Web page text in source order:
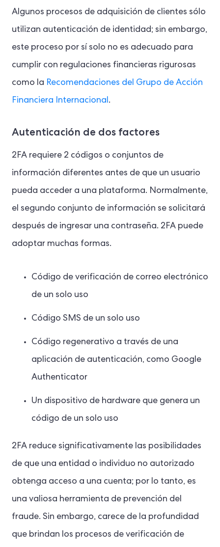
Algunos procesos de adquisición de clientes sólo
utilizan autenticación de identidad; sin embargo,
este proceso por sí solo no es adecuado para
cumplir con regulaciones financieras rigurosas
como la Recomendaciones del Grupo de Acción
Financiera Internacional .
Autenticación de dos factores
2FA requiere 2 códigos o conjuntos de
información diferentes antes de que un usuario
pueda acceder a una plataforma. Normalmente,
el segundo conjunto de información se solicitará
después de ingresar una contraseña. 2FA puede
adoptar muchas formas.
Código de verificación de correo electrónico
de un solo uso
Código SMS de un solo uso
Código regenerativo a través de una
aplicación de autenticación, como Google
Authenticator
Un dispositivo de hardware que genera un
código de un solo uso
2FA reduce significativamente las posibilidades
de que una entidad o individuo no autorizado
obtenga acceso a una cuenta; por lo tanto, es
una valiosa herramienta de prevención del
fraude. Sin embargo, carece de la profundidad
que brindan los procesos de verificación de